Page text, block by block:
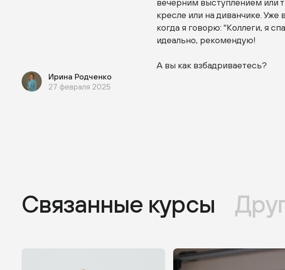
вечерним выступлением или
кресле или на диванчике.
когда я говорю: "Коллеги, я
идеально, рекомендую!
А вы как взбадриваетесь?
Ирина Родченко
27 февраля 2025
Связанные курсы